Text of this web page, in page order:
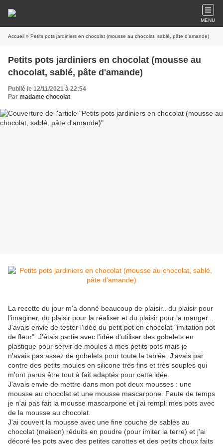
MENU
Accueil » Petits pots jardiniers en chocolat (mousse au chocolat, sablé, pâte d'amande)
Petits pots jardiniers en chocolat (mousse au
chocolat, sablé, pâte d'amande)
Publié le 12/11/2021 à 22:54
Par madame chocolat
La recette du jour m'a donné beaucoup de plaisir.. du plaisir pour
l'imaginer, du plaisir pour la réaliser et du plaisir pour la manger...
J'avais envie de tester l'idée du petit pot en chocolat "imitation pot
de fleur". J'étais partie avec l'idée d'utiliser des gobelets en
plastique pour servir de moules à mes petits pots mais je
n'avais pas assez de gobelets pour toute la tablée. J'avais par
contre des petits moules en silicone très fins et très souples qui
m'ont parus être tout à fait adaptés pour cette idée.
J'avais envie de mettre dans mon pot deux mousses : une
mousse au chocolat et une mousse mascarpone. Faute de temps
je n'ai pas fait la mousse mascarpone et j'ai rempli mes pots avec
de la mousse au chocolat.
J'ai couvert la mousse avec une fine couche de sablés au
chocolat (maison) réduits en poudre (pour imiter la terre) et j'ai
décoré les pots avec des petites carottes et des petits choux faits